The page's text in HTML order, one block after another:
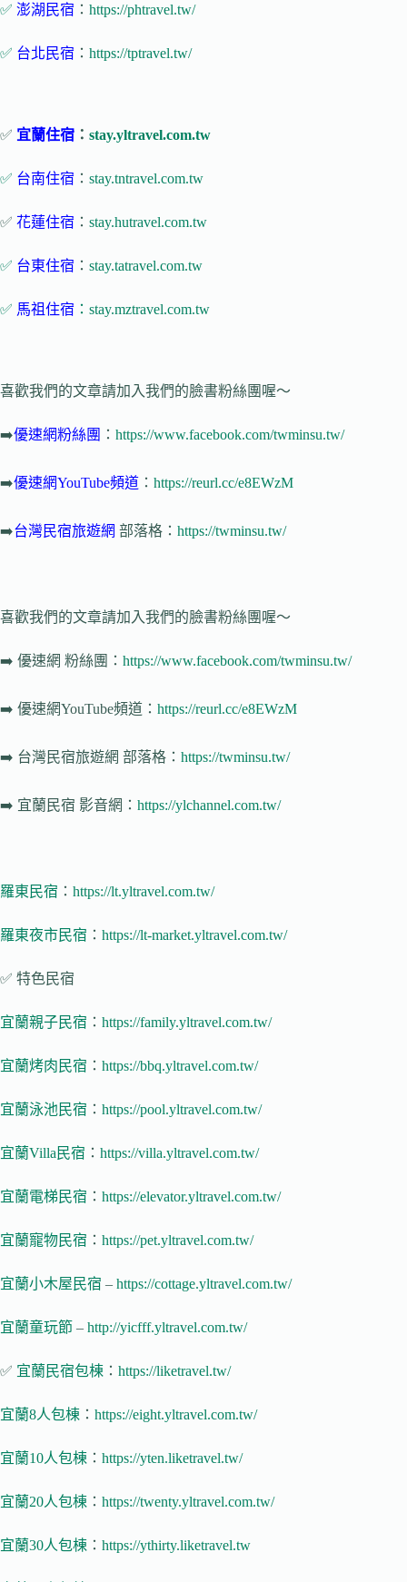
✅ 澎湖民宿 ： https://phtravel.tw/
✅ 台北民宿 ： https://tptravel.tw/
✅ 宜蘭住宿 ： stay.yltravel.com.tw
✅ 台南住宿 ： stay.tntravel.com.tw
✅ 花蓮住宿 ： stay.hutravel.com.tw
✅ 台東住宿 ： stay.tatravel.com.tw
✅ 馬祖住宿 ：stay.mztravel.com.tw
喜歡我們的文章請加入我們的臉書粉絲團喔～
➡️優速網粉絲團 ： https://www.facebook.com/twminsu.tw/
➡️優速網YouTube頻道 ： https://reurl.cc/e8EWzM
➡️台灣民宿旅遊網 部落格： https://twminsu.tw/
喜歡我們的文章請加入我們的臉書粉絲團喔～
➡️ 優速網 粉絲團： https://www.facebook.com/twminsu.tw/
➡️ 優速網YouTube頻道： https://reurl.cc/e8EWzM
➡️ 台灣民宿旅遊網 部落格： https://twminsu.tw/
➡️ 宜蘭民宿 影音網 ： https://ylchannel.com.tw/
羅東民宿 ： https://lt.yltravel.com.tw/
羅東夜市民宿 ： https://lt-market.yltravel.com.tw/
✅ 特色民宿
宜蘭親子民宿 ： https://family.yltravel.com.tw/
宜蘭烤肉民宿 ： https://bbq.yltravel.com.tw/
宜蘭泳池民宿 ： https://pool.yltravel.com.tw/
宜蘭Villa民宿 ： https://villa.yltravel.com.tw/
宜蘭電梯民宿 ： https://elevator.yltravel.com.tw/
宜蘭寵物民宿 ： https://pet.yltravel.com.tw/
宜蘭小木屋民宿 – https://cottage.yltravel.com.tw/
宜蘭童玩節 – http://yicfff.yltravel.com.tw/
✅ 宜蘭民宿包棟 ： https://liketravel.tw/
宜蘭8人包棟 ： https://eight.yltravel.com.tw/
宜蘭10人包棟 ： https://yten.liketravel.tw/
宜蘭20人包棟 ： https://twenty.yltravel.com.tw/
宜蘭30人包棟 ： https://ythirty.liketravel.tw